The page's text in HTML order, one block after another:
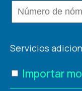
Servicios
Importar